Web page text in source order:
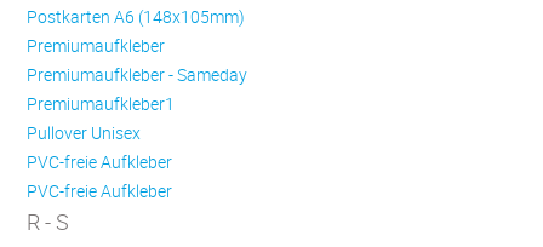
Postkarten A6 (148x105mm)
Premiumaufkleber
Premiumaufkleber - Sameday
Premiumaufkleber1
Pullover Unisex
PVC-freie Aufkleber
PVC-freie Aufkleber
R - S